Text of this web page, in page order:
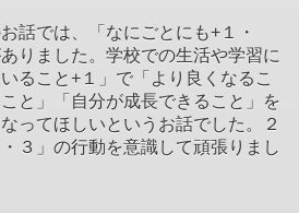
話では、「なにごとにも+１・
りました。学校での生活や学習に
ること+１」で「より良くなるこ
と」「自分が成長できること」を
ってほしいというお話でした。２
３」の行動を意識して頑張りまし